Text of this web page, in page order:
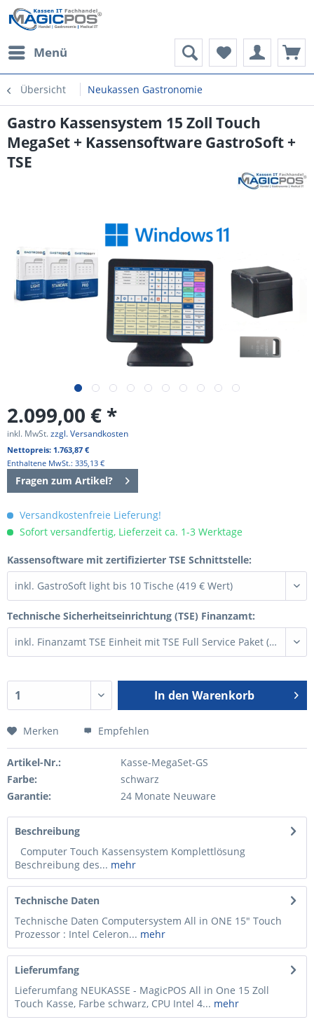
Menü
Übersicht Neukassen Gastronomie
Gastro Kassensystem 15 Zoll Touch
MegaSet + Kassensoftware GastroSoft +
TSE
2.099,00 € *
inkl. MwSt.zzgl. Versandkosten
Nettopreis: 1.763,87 €
Enthaltene MwSt.: 335,13 €
Fragen zum Artikel?
Versandkostenfreie Lieferung!
Sofort versandfertig, Lieferzeit ca. 1-3 Werktage
Kassensoftware mit zertifizierter TSE Schnittstelle:
Technische Sicherheitseinrichtung (TSE) Finanzamt:
In den Warenkorb
Merken Empfehlen
Artikel-Nr.:
Kasse-MegaSet-GS
Farbe:
schwarz
Garantie:
24 Monate Neuware
Beschreibung
Computer Touch Kassensystem Komplettlösung
Beschreibung des... mehr
Technische Daten
Technische Daten Computersystem All in ONE 15" Touch
Prozessor : Intel Celeron... mehr
Lieferumfang
Lieferumfang NEUKASSE - MagicPOS All in One 15 Zoll
Touch Kasse, Farbe schwarz, CPU Intel 4... mehr